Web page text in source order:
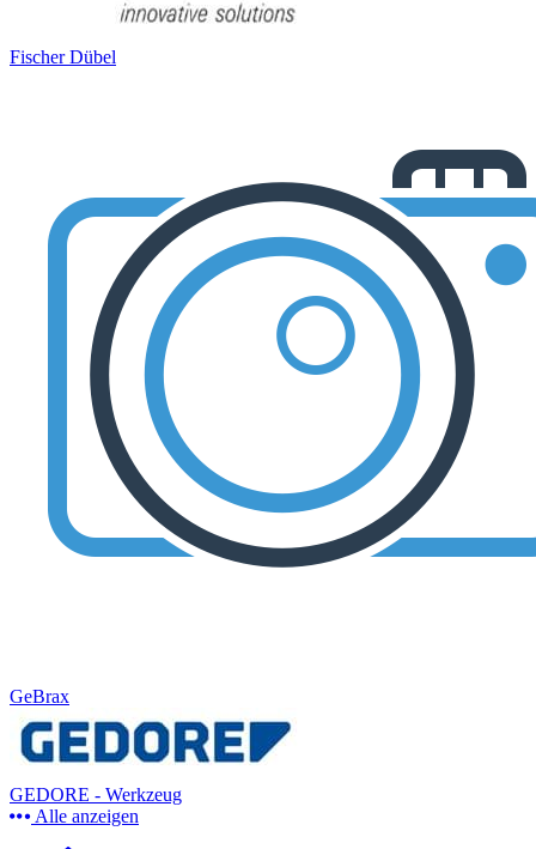
Fischer Dübel
GeBrax
GEDORE - Werkzeug
Alle anzeigen